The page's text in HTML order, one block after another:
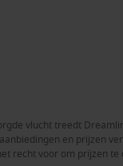
vlucht treedt
en prijzen
recht voor om prijzen